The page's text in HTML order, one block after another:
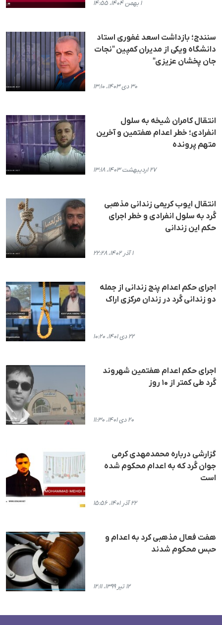
۱ بهمن ۱۴۰۴، ۱۴:۵۵
سنندج؛ بازداشت اسعد غفوری استاد
دانشگاه ویکی از مدیران کمپین "نجات
جان پخشان عزیزی"
۳۰ دی ۱۴۰۳، ۱۳:۱۰
انتقال کامران شیخه به سلول
انفرادی؛ خطر اعدام هفتمین و آخرین
متهم پرونده
۲۷ اردیبهشت ۱۴۰۳، ۱۳:۱۸
انتقال ایوب کریمی زندانی مذهبی
کُرد به سلول انفرادی و خطر اجرای
حکم این زندانی
۱ آذر ۱۴۰۲، ۲۲:۲۸
اجرای حکم اعدام پنج زندانی از جمله
دو زندانی کُرد در زندان مرکزی اراک
۲۲ دی ۱۴۰۱، ۱۰:۲۰
اجرای حکم اعدام هفتمین شهروند
کُرد طی کمتر از ۱۰ روز
۲۰ دی ۱۴۰۱، ۱۱:۳۰
گزارشی درباره محمدمهدی کرمی
جوان کُرد که به اعدام محکوم شده
است
۲۲ آذر ۱۴۰۱، ۱۵:۵۶
هفت فعال مذهبی کرد بە اعدام و
حبس محکوم شدند
۱۲ تیر ۱۳۹۹، ۱۲:۱۱